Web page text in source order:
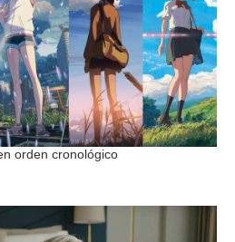
orden cronológico